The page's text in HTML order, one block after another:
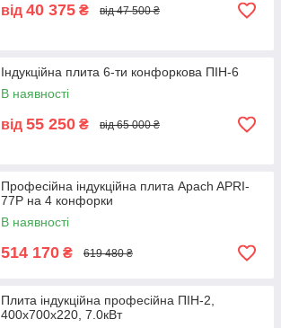
від 40 375 ₴ від 47 500 ₴
Індукційна плита 6-ти конфоркова ПІН-6
В наявності
від 55 250 ₴ від 65 000 ₴
Професійна індукційна плита Apach APRI-
77P на 4 конфорки
В наявності
514 170 ₴ 619 480 ₴
Плита індукційна професійна ПІН-2,
400х700х220, 7.0кВт